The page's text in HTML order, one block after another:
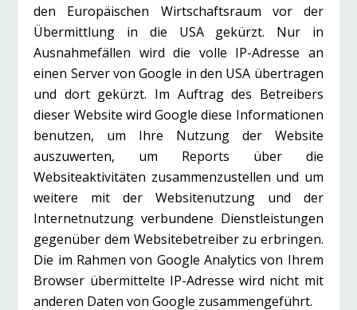
den Europäischen Wirtschaftsraum vor der
Übermittlung in die USA gekürzt. Nur in
Ausnahmefällen wird die volle IP-Adresse an
einen Server von Google in den USA übertragen
und dort gekürzt. Im Auftrag des Betreibers
dieser Website wird Google diese Informationen
benutzen, um Ihre Nutzung der Website
auszuwerten, um Reports über die
Websiteaktivitäten zusammenzustellen und um
weitere mit der Websitenutzung und der
Internetnutzung verbundene Dienstleistungen
gegenüber dem Websitebetreiber zu erbringen.
Die im Rahmen von Google Analytics von Ihrem
Browser übermittelte IP-Adresse wird nicht mit
anderen Daten von Google zusammengeführt.